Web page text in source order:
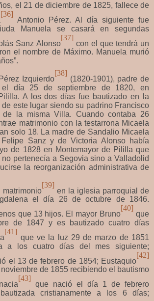
21 de diciembre de 1825, fallece de
[36]
Antonio Pérez. Al día siguiente fue
Manuela se casará en segundas
Sanz Alonso
[37]
con el que tendrá un
el nombre de Máximo. Manuela murió
Izquierdo
[38]
(1820-1901), padre de
el día 25 de septiembre de 1820, en
A los dos días fue bautizado en la
este lugar siendo su padrino Francisco
de la misma Villa. Cuando contaba 26
matrimonio con la testarrona Micaela
solo 18. La madre de Sandalio Micaela
Sanz y de Victoria Alonso había
de 1828 en Montemayor de Pililla que
pertenecía a Segovia sino a Valladolid
la reorganización administrativa de
[39]
en la iglesia parroquial de
el día 26 de octubre de 1846.
que 13 hijos. El mayor Bruno
[40]
que
de 1847 y es bautizado cuatro días
[41]
que ve la luz 29 de marzo de 1851
a los cuatro días del mes siguiente;
el 13 de febrero de 1854; Eustaquio
[42]
de 1855 recibiendo el bautismo
[43]
que nació el día 1 de febrero
cristianamente a los 6 días;